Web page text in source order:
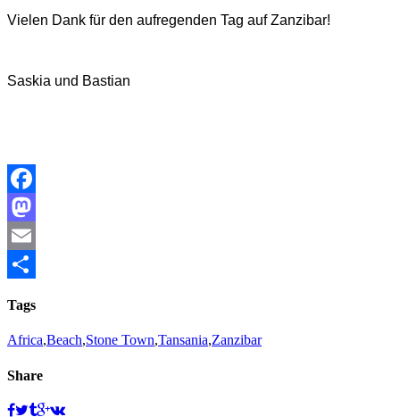
Vielen Dank für den aufregenden Tag auf Zanzibar!
Saskia und Bastian
Facebook
Mastodon
Email
Tags
Africa,Beach,Stone Town,Tansania,Zanzibar
Share